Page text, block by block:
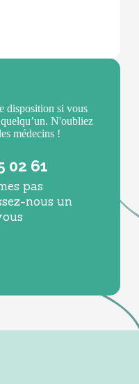
disposition si vous
N'oubliez
médecins !
02 61
pas
nous un